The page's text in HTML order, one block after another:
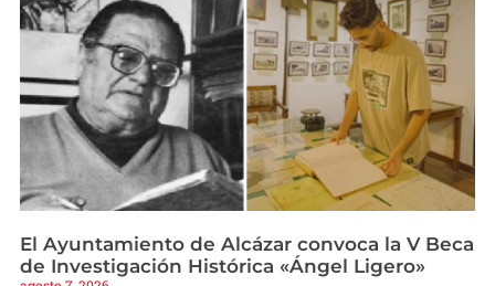
El Ayuntamiento de Alcázar convoca la V Beca
de Investigación Histórica «Ángel Ligero»